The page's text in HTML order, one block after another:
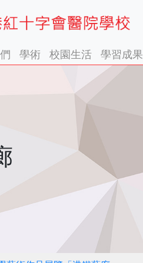
學術 校園生活 學習成果